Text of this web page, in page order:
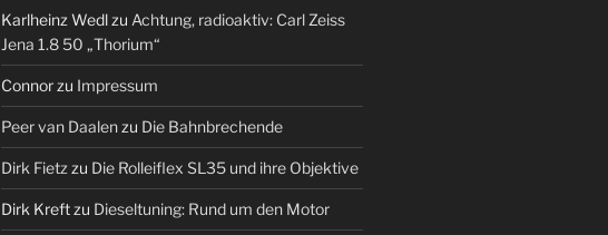
Karlheinz Wedlzu Achtung, radioaktiv: Carl Zeiss
Jena 1.8 50 „Thorium“
Connorzu Impressum
Peer van Daalenzu Die Bahnbrechende
Dirk Fietz zu Die Rolleiflex SL35 und ihre Objektive
Dirk Kreftzu Dieseltuning: Rund um den Motor